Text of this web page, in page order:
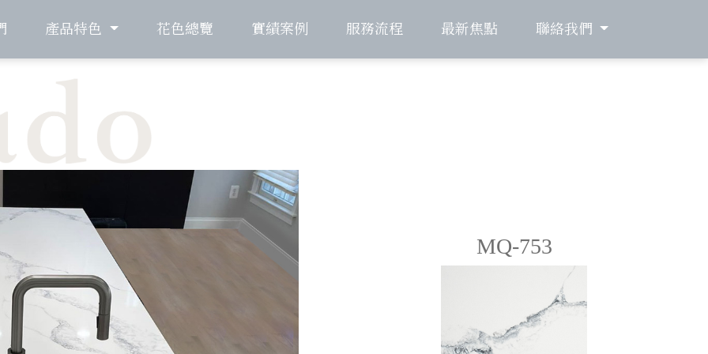
產品特色 花色總覽 實績案例 服務流程 最新焦點 聯絡我們
MQ-753